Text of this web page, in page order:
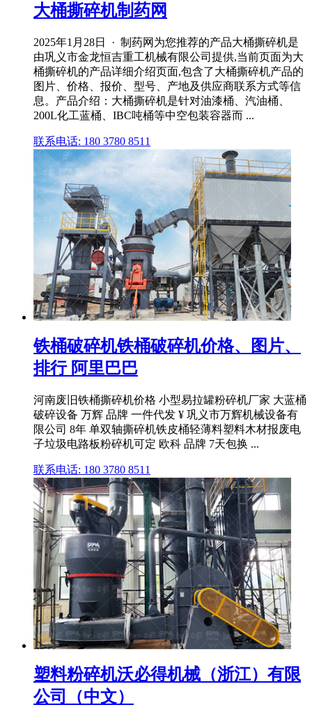
大桶撕碎机制药网
2025年1月28日 · 制药网为您推荐的产品大桶撕碎机是
由巩义市金龙恒吉重工机械有限公司提供,当前页面为大
桶撕碎机的产品详细介绍页面,包含了大桶撕碎机产品的
图片、价格、报价、型号、产地及供应商联系方式等信
息。产品介绍：大桶撕碎机是针对油漆桶、汽油桶、
200L化工蓝桶、IBC吨桶等中空包装容器而 ...
联系电话: 180 3780 8511
铁桶破碎机铁桶破碎机价格、图片、
排行 阿里巴巴
河南废旧铁桶撕碎机价格 小型易拉罐粉碎机厂家 大蓝桶
破碎设备 万辉 品牌 一件代发 ¥ 巩义市万辉机械设备有
限公司 8年 单双轴撕碎机铁皮桶轻薄料塑料木材报废电
子垃圾电路板粉碎机可定 欧科 品牌 7天包换 ...
联系电话: 180 3780 8511
塑料粉碎机沃必得机械（浙江）有限
公司（中文）